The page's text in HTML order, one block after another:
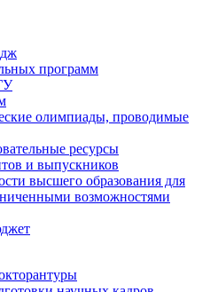
программ
олимпиады, проводимые
ресурсы
и выпускников
высшего образования для
возможностями